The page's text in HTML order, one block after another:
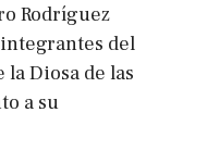
Rodríguez
del
Diosa de las
a su